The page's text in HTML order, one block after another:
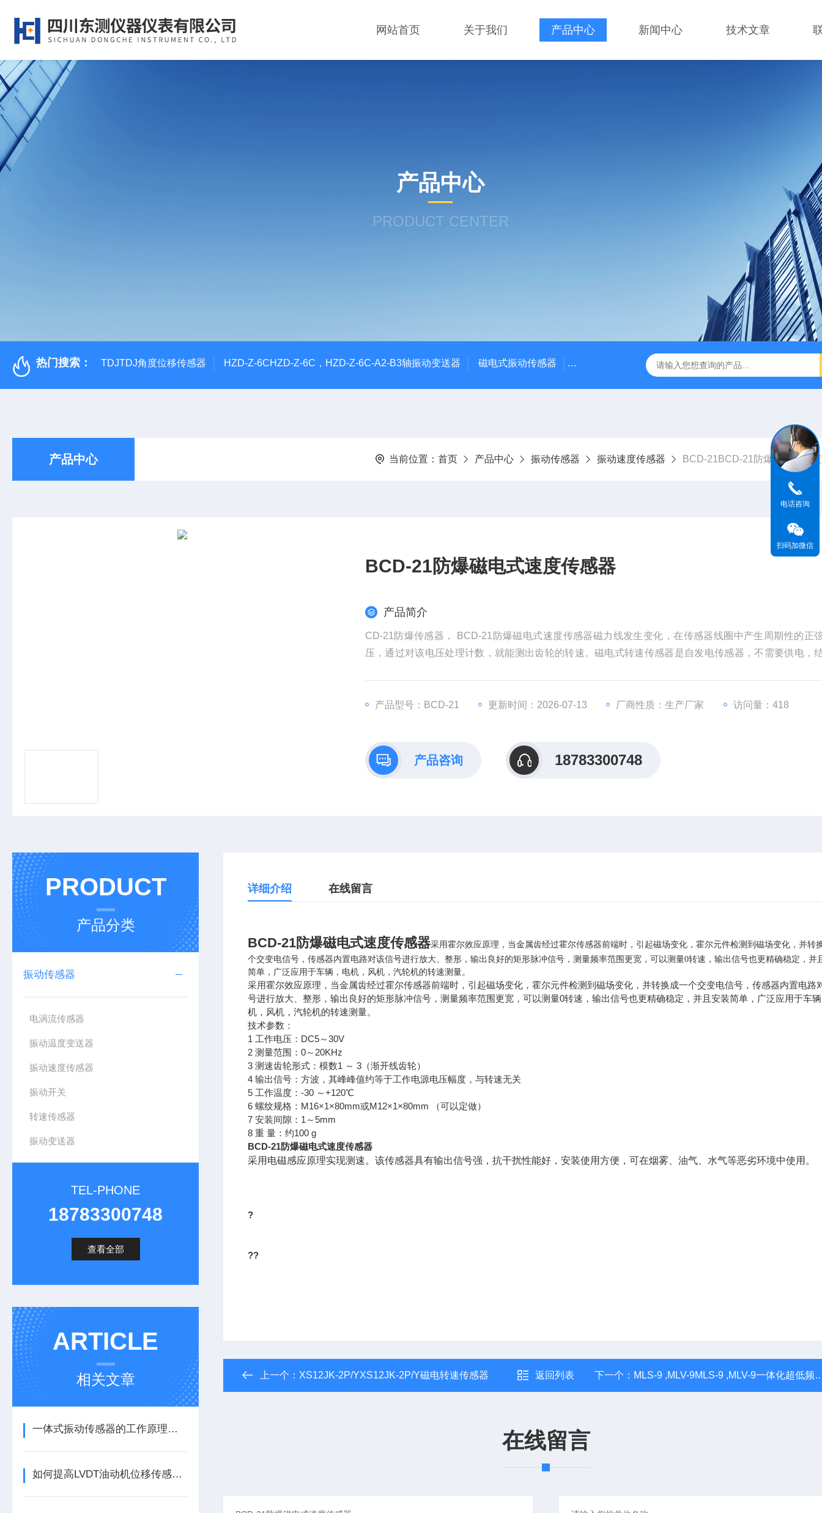
网站首页 关于我们 产品中心 新闻中心 技术文章
产品中心
PRODUCT CENTER
热门搜索： TDJTDJ角度位移传感器 HZD-Z-6CHZD-Z-6C，HZD-Z-6C-A2-B3轴振动变送器 磁电式振动传感器 NE3100电涡流位移传感器 三轴振动传感器 加速度
产品中心 当前位置： 首页 产品中心 振动传感器 振动速度传感器 BCD-21BCD-21防爆磁电式速
BCD-21防爆磁电式速度传感器
产品简介
CD-21防爆传感器， BCD-21防爆磁电式速度传感器磁力线发生变化，在传感器线圈中产生周期性的正
压，通过对该电压处理计数，就能测出齿轮的转速。磁电式转速传感器是自发电传感器，不需要供电，
产品型号：BCD-21 更新时间：2026-07-13 厂商性质：生产厂家 访问量：418
产品咨询 18783300748
PRODUCT
产品分类
振动传感器
电涡流传感器
振动温度变送器
振动速度传感器
振动开关
转速传感器
振动变送器
TEL-PHONE
18783300748
查看全部
ARTICLE
相关文章
一体式振动传感器的工作原理是什么？
如何提高LVDT油动机位移传感器的精度？
详细介绍 在线留言
BCD-21防爆磁电式速度传感器采用霍尔效应原理，当金属齿经过霍尔传感器前端时，引起磁场变化，霍尔元件检测到磁场变化，并转
个交变电信号，传感器内置电路对该信号进行放大、整形，输出良好的矩形脉冲信号，测量频率范围更宽，可以测量0转速，输出信号也更精确稳定，并
简单，广泛应用于车辆，电机，风机，汽轮机的转速测量。
采用霍尔效应原理，当金属齿经过霍尔传感器前端时，引起磁场变化，霍尔元件检测到磁场变化，并转换成一个交变电信号，传感器内置电路
号进行放大、整形，输出良好的矩形脉冲信号，测量频率范围更宽，可以测量0转速，输出信号也更精确稳定，并且安装简单，广泛应用于车
机，风机，汽轮机的转速测量。
技术参数：
1 工作电压：DC5～30V
2 测量范围：0～20KHz
3 测速齿轮形式：模数1 ～ 3（渐开线齿轮）
4 输出信号：方波，其峰峰值约等于工作电源电压幅度，与转速无关
5 工作温度：-30 ～+120℃
6 螺纹规格：M16×1×80mm或M12×1×80mm （可以定做）
7 安装间隙：1～5mm
8 重 量：约100 g
BCD-21防爆磁电式速度传感器
采用电磁感应原理实现测速。该传感器具有输出信号强，抗干扰性能好，安装使用方便，可在烟雾、油气、水气等恶劣环境中使用。
?
??
上一个： XS12JK-2P/YXS12JK-2P/Y磁电转速传感器 返回列表 下一个： MLS-9 ,MLV-9MLS-9 ,MLV-9一体化超低频振动位移/速度
在线留言
电话咨询
扫码加微信